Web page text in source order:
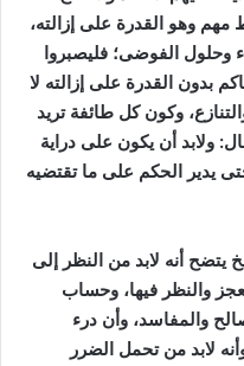
مهم وهو القدرة على إزالته،
وحلول الفوضى؛ فليصبروا
بدون القدرة على إزالته لا
وكون كل طائفة تريد
ولابد أن يكون على دراية
يدير الحكم على ما تقتضيه
يتضح أنه لابد من النظر إلى
والنظر فيها، وحساب
والمفاسد، وأن درء
لابد من تحمل الضرر